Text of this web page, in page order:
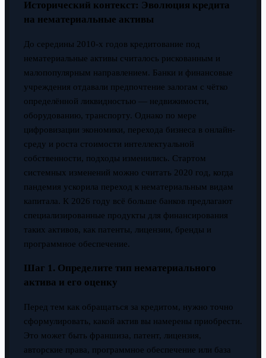
Исторический контекст: Эволюция кредита
на нематериальные активы
До середины 2010-х годов кредитование под
нематериальные активы считалось рискованным и
малопопулярным направлением. Банки и финансовые
учреждения отдавали предпочтение залогам с чётко
определённой ликвидностью — недвижимости,
оборудованию, транспорту. Однако по мере
цифровизации экономики, перехода бизнеса в онлайн-
среду и роста стоимости интеллектуальной
собственности, подходы изменились. Стартом
системных изменений можно считать 2020 год, когда
пандемия ускорила переход к нематериальным видам
капитала. К 2026 году всё больше банков предлагают
специализированные продукты для финансирования
таких активов, как патенты, лицензии, бренды и
программное обеспечение.
Шаг 1. Определите тип нематериального
актива и его оценку
Перед тем как обращаться за кредитом, нужно точно
сформулировать, какой актив вы намерены приобрести.
Это может быть франшиза, патент, лицензия,
авторские права, программное обеспечение или база